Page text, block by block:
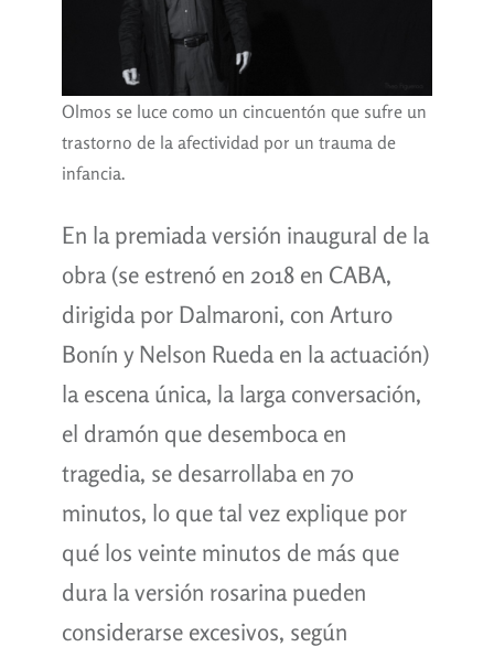
Olmos se luce como un cincuentón que sufre un
trastorno de la afectividad por un trauma de
infancia.
En la premiada versión inaugural de la
obra (se estrenó en 2018 en CABA,
dirigida por Dalmaroni, con Arturo
Bonín y Nelson Rueda en la actuación)
la escena única, la larga conversación,
el dramón que desemboca en
tragedia, se desarrollaba en 70
minutos, lo que tal vez explique por
qué los veinte minutos de más que
dura la versión rosarina pueden
considerarse excesivos, según